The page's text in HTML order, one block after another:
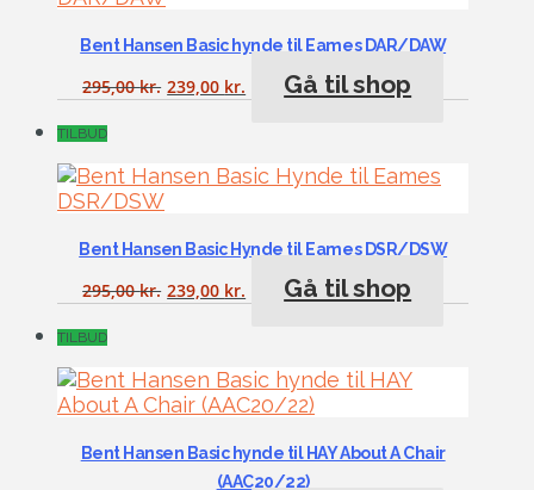
Bent Hansen Basic hynde til Eames DAR/DAW
295,00kr. 239,00 kr. Gå til shop
TILBUD
Bent Hansen Basic Hynde til Eames DSR/DSW
295,00kr. 239,00 kr. Gå til shop
TILBUD
Bent Hansen Basic hynde til HAY About A Chair
(AAC20/22)